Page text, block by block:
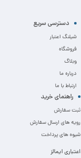
دسترسی سریع
شیلنگ اعتبار
فروشگاه
وبلاگ
درباره ما
ارتباط با ما
راهنمای خرید
ثبت سفارش
رویه های ارسال سفارش
شیوه های پرداخت